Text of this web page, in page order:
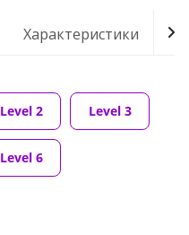
Характеристики
Level 2 Level 3
Level 6